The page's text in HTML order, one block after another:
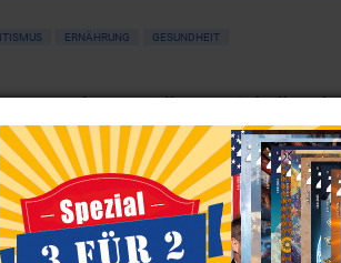
ERNÄHRUNG GESUNDHEIT
Impfungen: Alles nur Schall und
+++ Überraschung – Salz ist
AUSGABE BESTELLEN
LANDWIRTSCHAFT